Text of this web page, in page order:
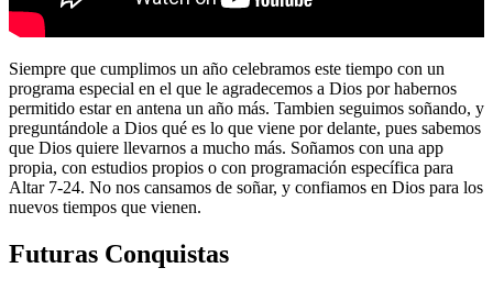
Siempre que cumplimos un año celebramos este tiempo con un
programa especial en el que le agradecemos a Dios por habernos
permitido estar en antena un año más. Tambien seguimos soñando, y
preguntándole a Dios qué es lo que viene por delante, pues sabemos
que Dios quiere llevarnos a mucho más. Soñamos con una app
propia, con estudios propios o con programación específica para
Altar 7-24. No nos cansamos de soñar, y confiamos en Dios para los
nuevos tiempos que vienen.
Futuras Conquistas